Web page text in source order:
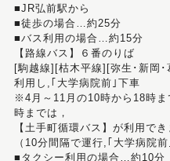
■JR弘前駅から
■徒歩の場合…約25分
■バス利用の場合…約15分
【路線バス】６番のりば
[駒越線][枯木平線][弥生･新岡
利用し,｢大学病院前｣下車
※4月～11月の10時から18時
時までは，
【土手町循環バス】が利用でき
（10分間隔で運行,｢大学病院前
■タクシー利用の場合…約10分